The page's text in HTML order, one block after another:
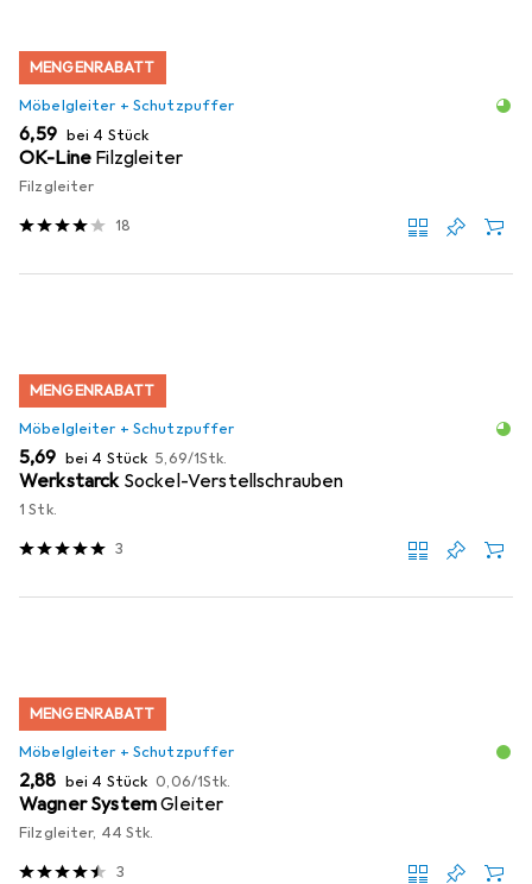
MENGENRABATT
Möbelgleiter + Schutzpuffer
EUR
6,59 bei 4 Stück
OK-Line Filzgleiter
Filzgleiter
18
MENGENRABATT
Möbelgleiter + Schutzpuffer
EUR
5,69 bei 4 Stück EUR
5,69/1Stk.
Werkstarck Sockel-Verstellschrauben
1 Stk.
3
MENGENRABATT
Möbelgleiter + Schutzpuffer
EUR
2,88 bei 4 Stück EUR
0,06/1Stk.
Wagner SystemGleiter
Filzgleiter, 44 Stk.
3